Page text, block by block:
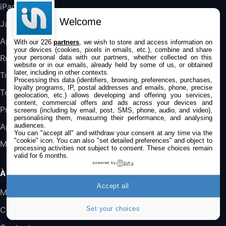
357,4€389,7€Cdiscount (Vendeur Tiers)
Jeu FIFA 20 sur PC (code à télécharger)
45,98€57,99€ Rue Du Commerce (Vendeur Tiers)
iPad
Jailbreak
Applications
Rumeurs
Trucs & astuces
Tests
Promos
Apple
Mac
À PROPOS
Mentions légales
Confidentialité
Welcome
With our 226partners , we wish to store and access information on
your devices (cookies, pixels in emails, etc.), combine and share
your personal data with our partners, whether collected on this
website or in our emails, already held by some of us, or obtained
later, including in other contexts.
Processing this data (identifiers, browsing, preferences, purchases,
loyalty programs, IP, postal addresses and emails, phone, precise
geolocation, etc.) allows developing and offering you services,
content, commercial offers and ads across your devices and
screens (including by email, post, SMS, phone, audio, and video),
personalising them, measuring their performance, and analysing
audiences.
You can "accept all" and withdraw your consent at any time via the
"cookie" icon. You can also "set detailed preferences" and object to
processing activities not subject to consent. These choices remain
valid for 6 months.
powered by
Set your choices
Accept all